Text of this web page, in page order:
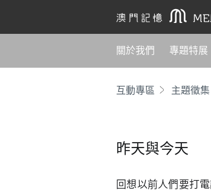
關於我們 專題特展
互動專區 主題徵集
昨天與今天
回想以前人們要打